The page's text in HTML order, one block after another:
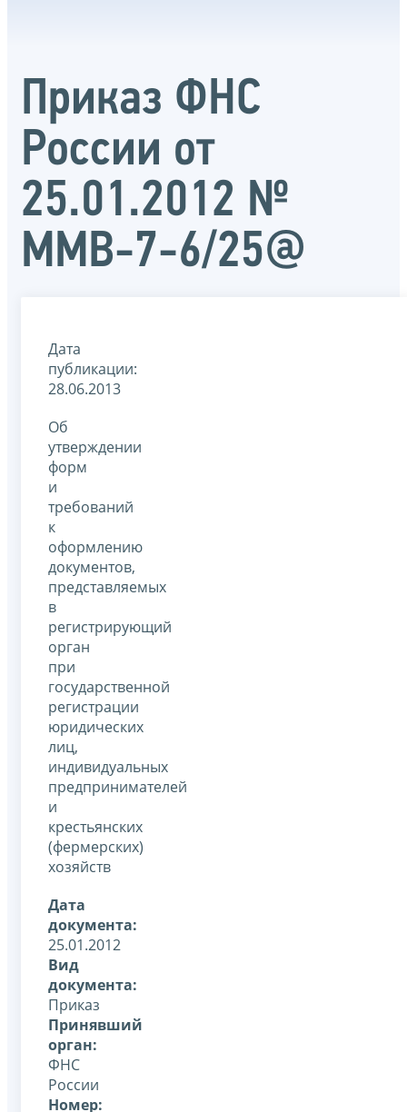
Приказ ФНС
России от
25.01.2012 №
ММВ-7-6/25@
Дата
публикации:
28.06.2013
Об
утверждении
форм
и
требований
к
оформлению
документов,
представляемых
в
регистрирующий
орган
при
государственной
регистрации
юридических
лиц,
индивидуальных
предпринимателей
и
крестьянских
(фермерских)
хозяйств
Дата
документа:
25.01.2012
Вид
документа:
Приказ
Принявший
орган:
ФНС
России
Номер: